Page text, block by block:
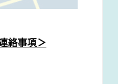
絡事項＞